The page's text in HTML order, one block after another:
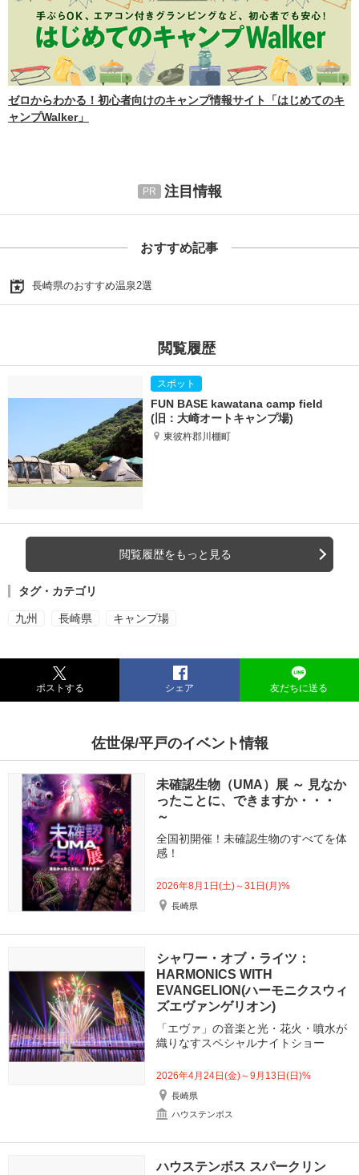
ゼロからわかる！初心者向けのキャンプ情報サイト「はじめてのキ
ャンプWalker」
注目情報
おすすめ記事
長崎県のおすすめ温泉2選
閲覧履歴
FUN BASE kawatana camp field
(旧：大崎オートキャンプ場)
東彼杵郡川棚町
閲覧履歴をもっと見る
タグ・カテゴリ
九州 長崎県 キャンプ場
ポストする シェア 友だちに送る
佐世保/平戸のイベント情報
未確認生物（UMA）展 ～ 見なか
ったことに、できますか・・・
～
全国初開催！未確認生物のすべてを体
感！
2026年8月1日(土)～31日(月)%
長崎県
シャワー・オブ・ライツ：
HARMONICS WITH
EVANGELION(ハーモニクスウィ
ズエヴァンゲリオン)
「エヴァ」の音楽と光・花火・噴水が
織りなすスペシャルナイトショー
2026年4月24日(金)～9月13日(日)%
長崎県
ハウステンボス
ハウステンボス スパークリン